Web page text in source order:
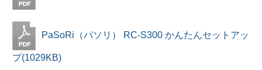
PaSoRi（パソリ） RC-S300 かんたんセットアッ
プ(1029KB)